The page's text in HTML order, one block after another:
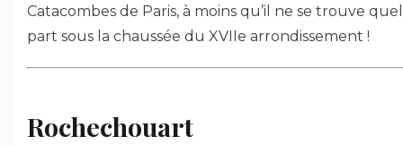
Catacombes de Paris, à moins qu’il ne se trouve
part sous la chaussée du XVIIe arrondissement !
Rochechouart